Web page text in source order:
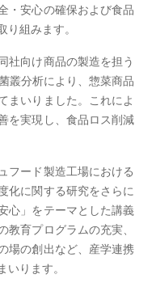
・安心の確保および食品
り組みます。
社向け商品の製造を担う
叢分析により、惣菜商品
まいりました。これによ
を実現し、食品ロス削減
フード製造工場における
化に関する研究をさらに
心」をテーマとした講義
教育プログラムの充実、
場の創出など、産学連携
いります。